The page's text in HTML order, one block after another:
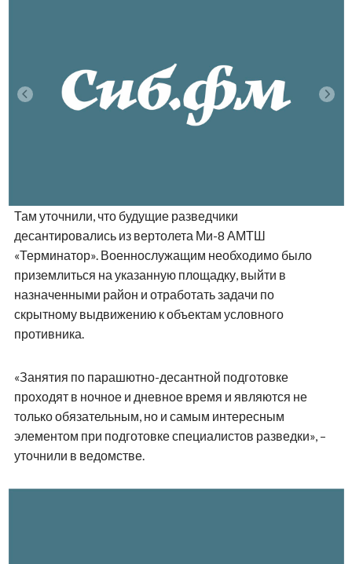
Там уточнили, что будущие разведчики
десантировались из вертолета Ми-8 АМТШ
«Терминатор». Военнослужащим необходимо было
приземлиться на указанную площадку, выйти в
назначенными район и отработать задачи по
скрытному выдвижению к объектам условного
противника.
«Занятия по парашютно-десантной подготовке
проходят в ночное и дневное время и являются не
только обязательным, но и самым интересным
элементом при подготовке специалистов разведки», –
уточнили в ведомстве.